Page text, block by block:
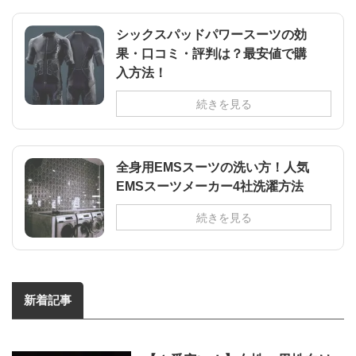
シックスパッドパワースーツの効
果・口コミ・評判は？最安値で購
入方法！
続きを見る
全身用EMSスーツの洗い方！人気
EMSスーツメーカー4社洗濯方法
続きを見る
新着記事